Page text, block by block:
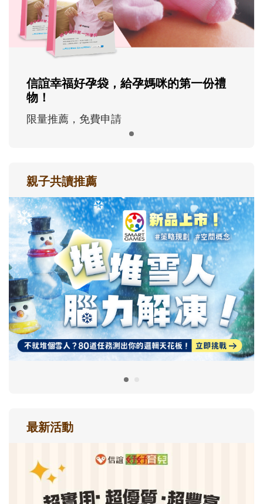
信誼幸福好孕袋，給孕媽咪的第一份禮
物！
限量推薦，免費申請
親子共讀推薦
最新活動